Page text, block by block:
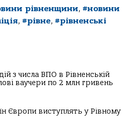
рівненщини, #новини
, #рівне, #рівненські
з числа ВПО в Рівненській
ваучери по 2 млн гривень
Європи виступлять у Рівному